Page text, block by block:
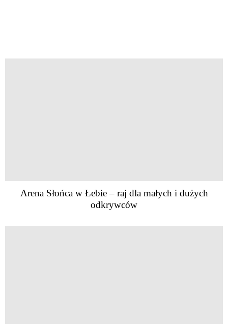
Arena Słońca w Łebie – raj dla małych i dużych
odkrywców